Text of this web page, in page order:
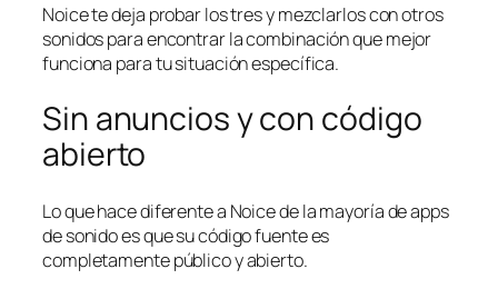
Noice te deja probar los tres y mezclarlos con otros
sonidos para encontrar la combinación que mejor
funciona para tu situación específica.
Sin anuncios y con código
abierto
Lo que hace diferente a Noice de la mayoría de apps
de sonido es que su código fuente es
completamente público y abierto.